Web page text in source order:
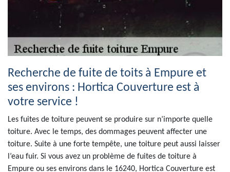
Recherche de fuite de toits à Empure et
ses environs : Hortica Couverture est à
votre service !
Les fuites de toiture peuvent se produire sur n’importe quelle
toiture. Avec le temps, des dommages peuvent affecter une
toiture. Suite à une forte tempête, une toiture peut aussi laisser
l’eau fuir. Si vous avez un problème de fuites de toiture à
Empure ou ses environs dans le 16240, Hortica Couverture est